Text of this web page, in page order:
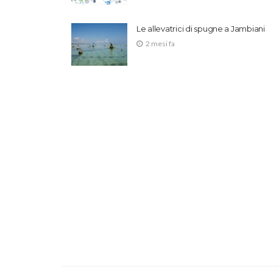
Le allevatrici di spugne a Jambiani
2 mesi fa